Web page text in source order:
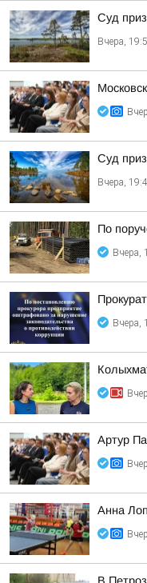
Суд
Вчера,
Суд
Вчера,
По
Вчера,
Вчера,
Артур
Анна